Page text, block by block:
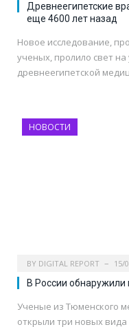
Древнеегипетские
еще 4600 лет назад
Новое исследование,
ученых, пролило свет
древнеегипетской
НОВОСТИ
BY DIGITAL REPORT 15/
В России
Ученые из Тюменского
открыли три новых